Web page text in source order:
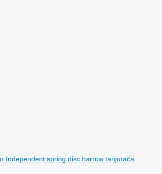
Independent spring disc harrow tanjurača